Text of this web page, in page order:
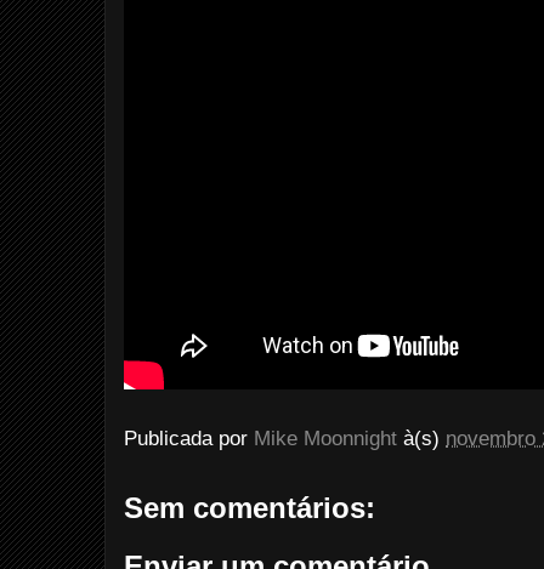
Publicada por Mike Moonnight à(s) novembro
Sem comentários: